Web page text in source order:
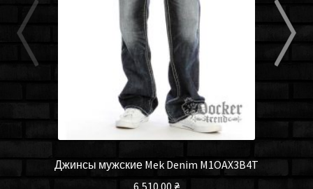
Джинсы мужские Mek Denim M1OAX3B4T
6,510.00 ₴